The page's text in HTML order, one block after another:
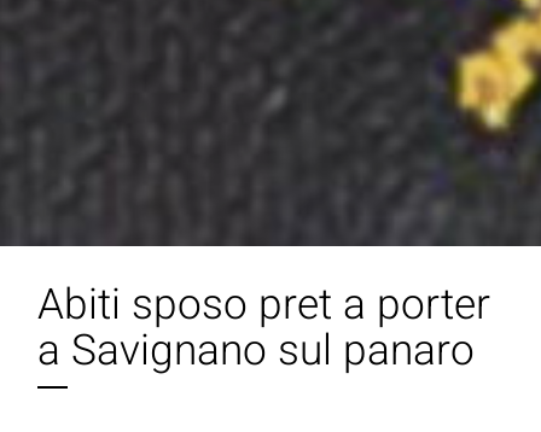
Abiti sposo pret a porter
a Savignano sul panaro